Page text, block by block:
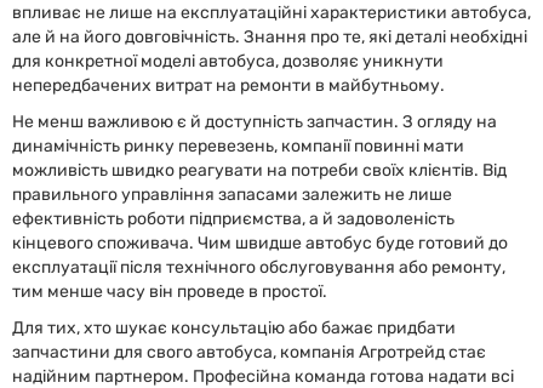
впливає не лише на експлуатаційні характеристики автобуса,
але й на його довговічність. Знання про те, які деталі необхідні
для конкретної моделі автобуса, дозволяє уникнути
непередбачених витрат на ремонти в майбутньому.
Не менш важливою є й доступність запчастин. З огляду на
динамічність ринку перевезень, компанії повинні мати
можливість швидко реагувати на потреби своїх клієнтів. Від
правильного управління запасами залежить не лише
ефективність роботи підприємства, а й задоволеність
кінцевого споживача. Чим швидше автобус буде готовий до
експлуатації після технічного обслуговування або ремонту,
тим менше часу він проведе в простої.
Для тих, хто шукає консультацію або бажає придбати
запчастини для свого автобуса, компанія Агротрейд стає
надійним партнером. Професійна команда готова надати всі